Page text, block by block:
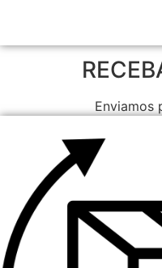
Enviamos